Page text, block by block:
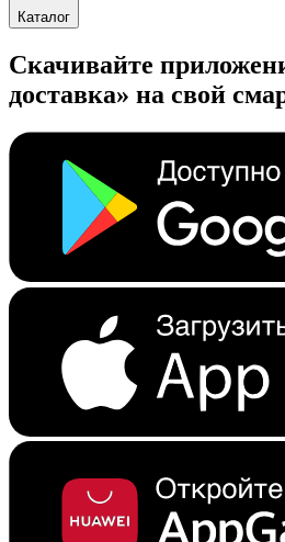
Каталог
Скачивайте
доставка» на свой